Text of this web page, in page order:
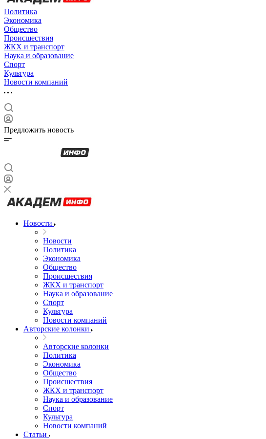
Политика
Экономика
Общество
Происшествия
ЖКХ и транспорт
Наука и образование
Спорт
Культура
Новости компаний
Предложить новость
Новости
Новости
Политика
Экономика
Общество
Происшествия
ЖКХ и транспорт
Наука и образование
Спорт
Культура
Новости компаний
Авторские колонки
Авторские колонки
Политика
Экономика
Общество
Происшествия
ЖКХ и транспорт
Наука и образование
Спорт
Культура
Новости компаний
Статьи